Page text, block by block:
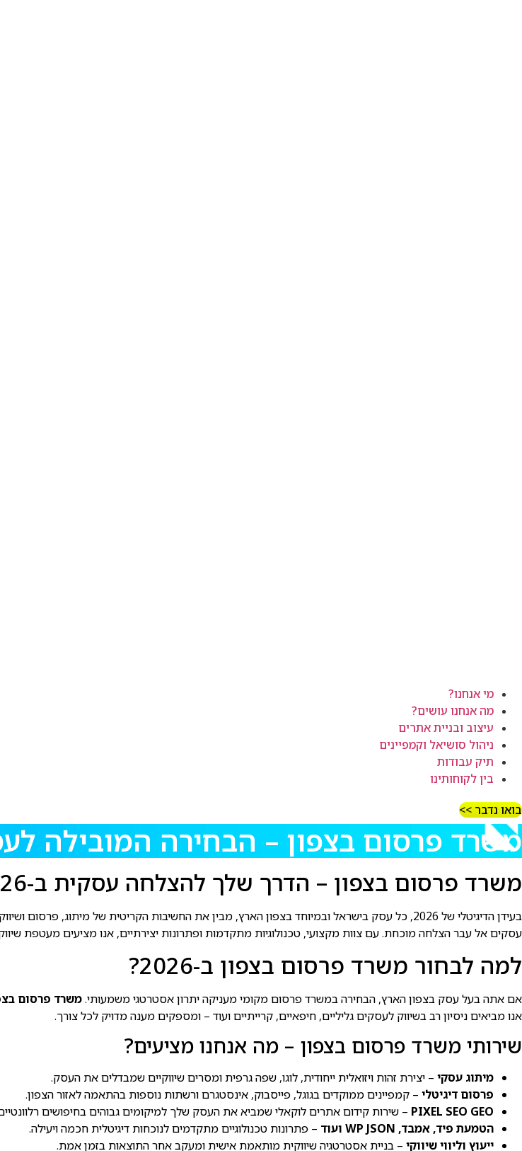
מי אנחנו?
מה אנחנו עושים?
עיצוב ובניית אתרים
ניהול סושיאל וקמפיינים
תיק עבודות
בין לקוחותינו
בואו נדבר >>
משרד פרסום בצפון – הבחירה המובילה
משרד פרסום בצפון – הדרך שלך להצלחה עסקית ב-2026
בעידן הדיגיטלי של 2026, כל עסק בישראל ובמיוחד בצפון הארץ, מבין את החשיבות הקריטית של מיתוג, פרסום ושיווק דיגיטלי איכותי.
עסקים אל עבר הצלחה מוכחת. עם צוות מקצועי, טכנולוגיות מתקדמות ופתרונות יצירתיים, אנו מציעים מעטפת
למה לבחור משרד פרסום בצפון ב-2026?
אם אתה בעל עסק בצפון הארץ, הבחירה במשרד פרסום מקומי מעניקה יתרון אסטרטגי משמעותי.משרד פרסום
אנו מביאים ניסיון רב בשיווק לעסקים גליליים, חיפאיים, קרייתיים ועוד – ומספקים מענה מדויק לכל צורך.
שירותי משרד פרסום בצפון – מה אנחנו מציעים?
מיתוג עסקי – יצירת זהות ויזואלית ייחודית, לוגו, שפה גרפית ומסרים שיווקיים שמבדלים את העסק.
פרסום דיגיטלי – קמפיינים ממוקדים בגוגל, פייסבוק, אינסטגרם ורשתות נוספות בהתאמה לאזור הצפון.
PIXEL SEO GEO – שירות קידום אתרים לוקאלי שמביא את העסק שלך למיקומים גבוהים בחיפושים
הטמעת פיד, אמבד, WP JSON ועוד
– פתרונות טכנולוגיים מתקדמים לנוכחות דיגיטלית חכמה ויעילה.
ייעוץ וליווי שיווקי – בניית אסטרטגיה שיווקית מותאמת אישית ומעקב אחר התוצאות בזמן אמת.